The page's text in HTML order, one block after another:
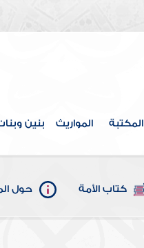
المكتبة المواريث بنين
كتاب الأمة حول